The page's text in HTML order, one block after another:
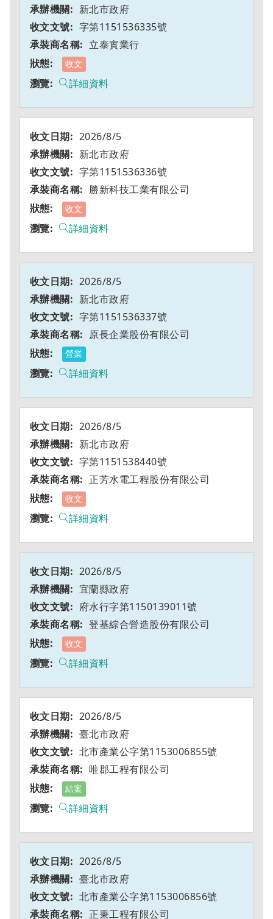
新北市政府
字第1151536335號
立泰實業行
收文
詳細資料
2026/8/5
新北市政府
字第1151536336號
勝新科技工業有限公司
收文
詳細資料
2026/8/5
新北市政府
字第1151536337號
原長企業股份有限公司
營業
詳細資料
2026/8/5
新北市政府
字第1151538440號
正芳水電工程股份有限公司
收文
詳細資料
2026/8/5
宜蘭縣政府
府水行字第1150139011號
登基綜合營造股份有限公司
收文
詳細資料
2026/8/5
臺北市政府
北市產業公字第1153006855號
唯郡工程有限公司
結案
詳細資料
2026/8/5
臺北市政府
北市產業公字第1153006856號
正秉工程有限公司